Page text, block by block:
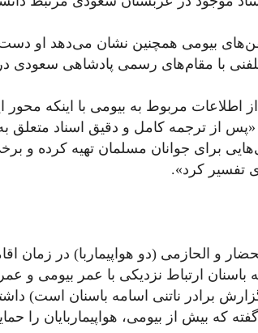
بیومی همچنین نشان می‌دهد او
اطلاعات مربوط به بیومی با اینکه
از ترجمه کامل و دقیق اسناد متعلق
برای جوانان مسلمان تهیه کرده و
تفسیر کرد».
و الحازمی (دو هواپیماربا) در
ارتباط نزدیکی با عمر بیومی و
برادر ناتنی اسامه باسنان است)
که بیش از بیومی، هواپیماربایان را